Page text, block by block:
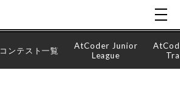
コンテスト一覧
AtCoder Junior
League